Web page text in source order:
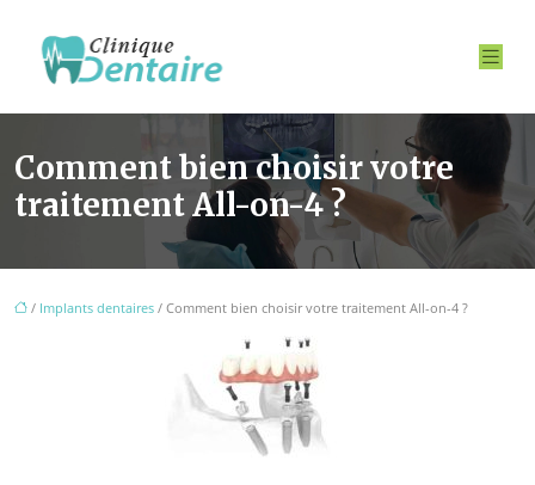
Comment bien choisir votre
traitement All-on-4 ?
/ Implants dentaires / Comment bien choisir votre traitement All-on-4 ?